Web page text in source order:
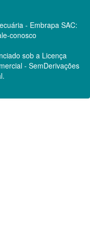
- Embrapa SAC:
conosco
sob a Licença
- SemDerivações